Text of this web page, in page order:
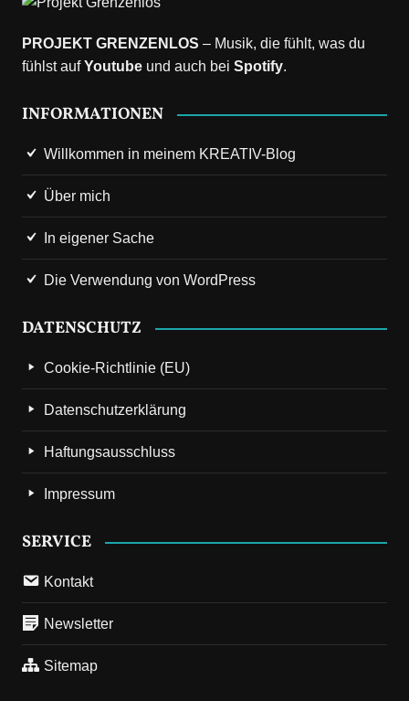
PROJEKT GRENZENLOS – Musik, die fühlt, was du
fühlst aufYoutube und auch bei Spotify.
INFORMATIONEN
Willkommen in meinem KREATIV-Blog
Über mich
In eigener Sache
Die Verwendung von WordPress
DATENSCHUTZ
Cookie-Richtlinie (EU)
Datenschutzerklärung
Haftungsausschluss
Impressum
SERVICE
Kontakt
Newsletter
Sitemap